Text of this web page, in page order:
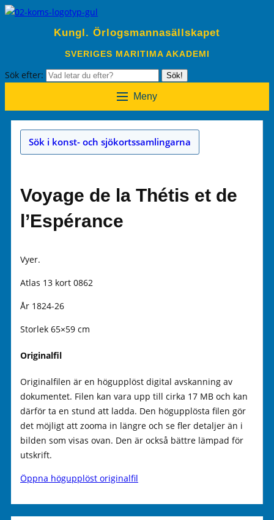
Kungl. Örlogsmannasällskapet
SVERIGES MARITIMA AKADEMI
Sök efter: Sök!
Meny
Sök i konst- och sjökortssamlingarna
Voyage de la Thétis et de
l’Espérance
Vyer.
Atlas 13 kort 0862
År 1824-26
Storlek 65×59 cm
Originalfil
Originalfilen är en högupplöst digital avskanning av
dokumentet. Filen kan vara upp till cirka 17 MB och kan
därför ta en stund att ladda. Den högupplösta filen gör
det möjligt att zooma in längre och se fler detaljer än i
bilden som visas ovan. Den är också bättre lämpad för
utskrift.
Öppna högupplöst originalfil